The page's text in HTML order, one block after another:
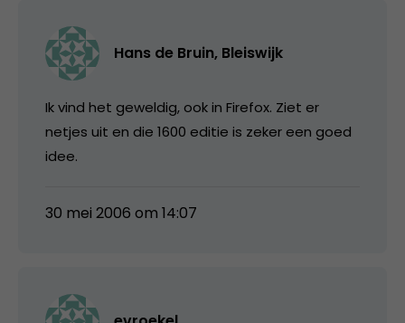
Hans de Bruin, Bleiswijk
Ik vind het geweldig, ook in Firefox. Ziet er
netjes uit en die 1600 editie is zeker een goed
idee.
30 mei 2006 om 14:07